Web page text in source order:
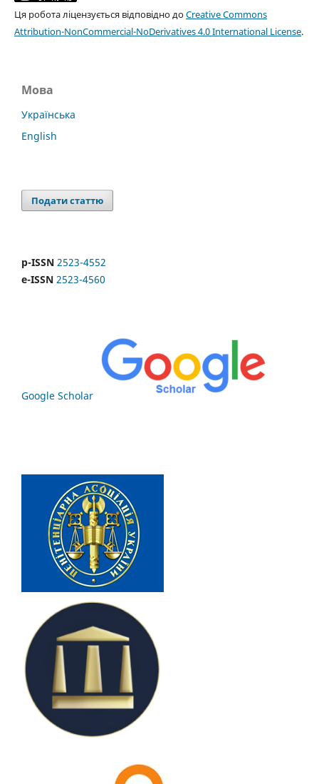
Ця робота ліцензується відповідно доCreative Commons
Attribution-NonCommercial-NoDerivatives 4.0 International License.
Мова
Українська
English
Подати статтю
p-ISSN 2523-4552
e-ISSN 2523-4560
Google Scholar